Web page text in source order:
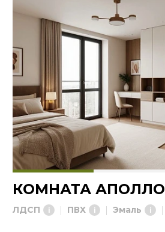
КОМНАТА АПОЛЛО
ЛДСП ПВХ Эмаль